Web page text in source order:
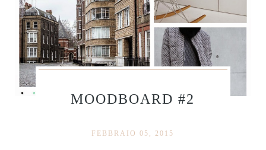
MOODBOARD #2
FEBBRAIO 05, 2015